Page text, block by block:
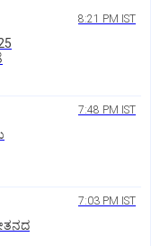
8:21 PM IST
7:48 PM IST
7:03 PM IST